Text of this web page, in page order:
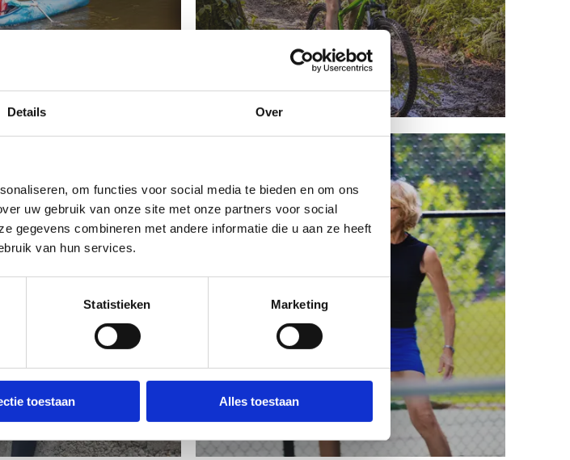
Details Over
om functies voor social media te bieden en om ons
uw gebruik van onze site met onze partners voor social
gegevens combineren met andere informatie die u aan ze heeft
van hun services.
Statistieken Marketing
toestaan Alles toestaan
Mountainbike
- Mapico Pickleball